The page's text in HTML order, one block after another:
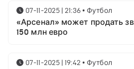
07-11-2025 | 21:36 • Футбол
«Арсенал» может продать
150 млн евро
07-11-2025 | 19:42 • Футбол